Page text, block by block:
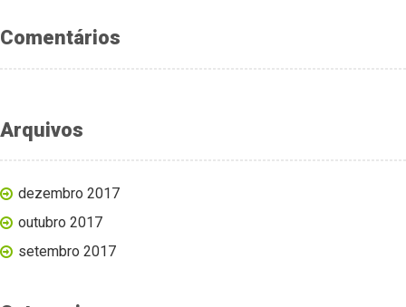
Comentários
Arquivos
dezembro 2017
outubro 2017
setembro 2017